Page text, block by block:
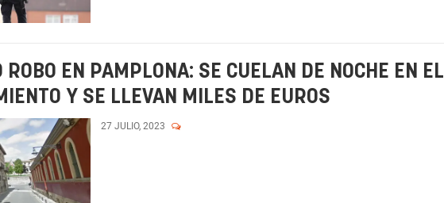
ROBO EN PAMPLONA: SE CUELAN DE NOCHE EN EL
Y SE LLEVAN MILES DE EUROS
27 JULIO, 2023